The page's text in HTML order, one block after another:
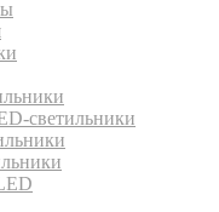
светильники